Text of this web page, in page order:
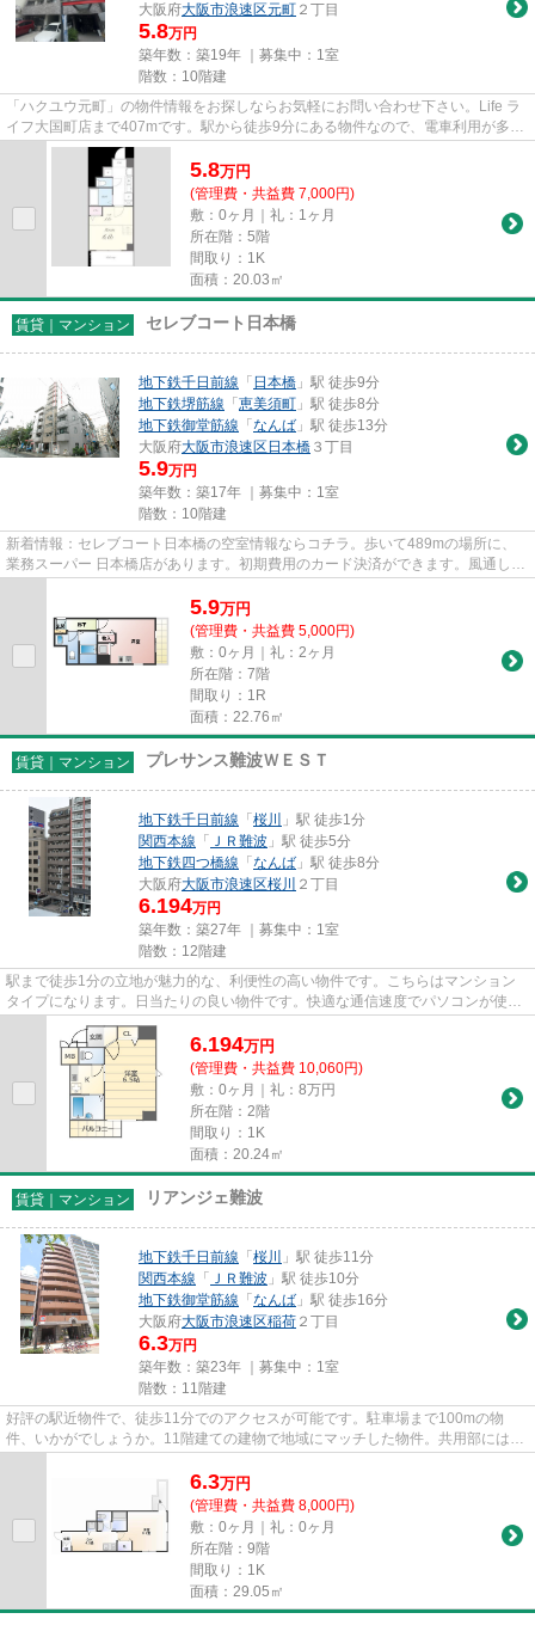
大阪府大阪市浪速区元町 ２丁目
5.8万円
築年数：築19年 ｜募集中： 1室
階数：10階建
「ハクユウ元町」の物件情報をお探しならお気軽にお問い合わせ下さい。Life ラ
イフ大国町店まで407mです。駅から徒歩9分にある物件なので、電車利用が多い
方にオススメです。地上10階...
5.8万円
(管理費・共益費 7,000円)
敷：0ヶ月｜礼：1ヶ月
所在階：5階
間取り：1K
面積：20.03㎡
賃貸｜マンション セレブコート日本橋
地下鉄千日前線 「 日本橋 」駅 徒歩9分
地下鉄堺筋線 「 恵美須町 」駅 徒歩8分
地下鉄御堂筋線 「 なんば 」駅 徒歩13分
大阪府大阪市浪速区 日本橋 ３丁目
5.9万円
築年数：築17年 ｜募集中： 1室
階数：10階建
新着情報：セレブコート日本橋の空室情報ならコチラ。歩いて489mの場所に、
業務スーパー 日本橋店があります。初期費用のカード決済ができます。風通しが
5.9万円
(管理費・共益費 5,000円)
敷：0ヶ月｜礼：2ヶ月
所在階：7階
間取り：1R
面積：22.76㎡
賃貸｜マンション プレサンス難波ＷＥＳＴ
地下鉄千日前線 「 桜川
」駅 徒歩1分
関西本線 「 ＪＲ難波 」駅 徒歩5分
地下鉄四つ橋線 「 なんば 」駅 徒歩8分
大阪府大阪市浪速区桜川 ２丁目
6.194万円
築年数：築27年 ｜募集中： 1室
階数：12階建
駅まで徒歩1分の立地が魅力的な、利便性の高い物件です。こちらはマンション
タイプになります。日当たりの良い物件です。快適な通信速度でパソコンが使用
できる光回線の物件です。大阪...
6.194万円
(管理費・共益費 10,060円)
敷：0ヶ月｜礼：8万円
所在階：2階
間取り：1K
面積：20.24㎡
賃貸｜マンション リアンジェ難波
地下鉄千日前線 「 桜川
」駅 徒歩11分
関西本線 「 ＪＲ難波 」駅 徒歩10分
地下鉄御堂筋線 「 なんば 」駅 徒歩16分
大阪府大阪市浪速区稲荷 ２丁目
6.3万円
築年数：築23年 ｜募集中： 1室
階数：11階建
好評の駅近物件で、徒歩11分でのアクセスが可能です。駐車場まで100mの物
件、いかがでしょうか。11階建ての建物で地域にマッチした物件。共用部にはエ
6.3万円
(管理費・共益費 8,000円)
敷：0ヶ月｜礼：0ヶ月
所在階：9階
間取り：1K
面積：29.05㎡